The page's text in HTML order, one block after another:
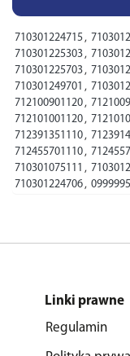
710301224715 ,
710301225303 ,
710301225703 ,
710301249701 ,
712100901120 ,
712101001120 ,
712391351110 ,
712455701110 ,
710301075111 ,
710301224706 ,
Linki prawne
Regulamin